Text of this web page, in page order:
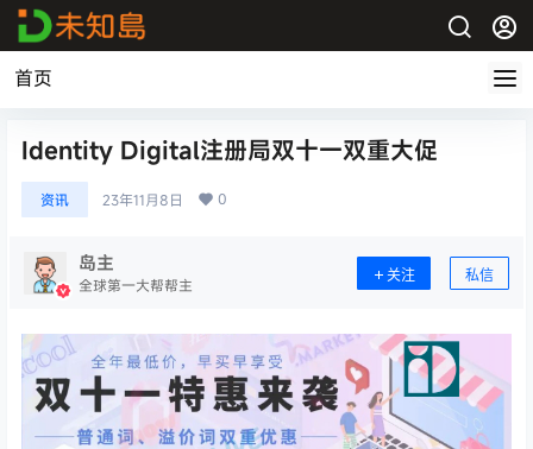
首页
Identity Digital注册局双十一双重大促
资讯 23年11月8日 0
岛主
全球第一大帮帮主
关注 私信